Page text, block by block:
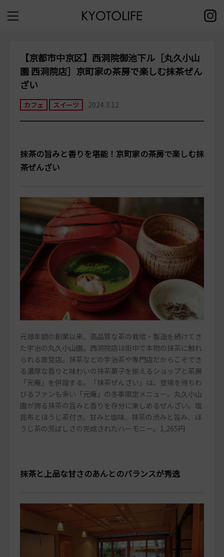
【京都市中京区】西洞院御池下ル［丸久小山
園 西洞院店］京町家の茶房で楽しむ抹茶ぜん
ざい
カフェ スイーツ 2024.3.12
抹茶の旨みと香りを堪能！京町家の茶房で楽しむ抹
茶ぜんざい
元禄年間の創業以来、高品質な茶の栽培・製造を続けてき
た宇治の丸久小山園。西洞院店は街中で本物の抹茶に触れ
られる直営店。抹茶などの宇治茶や専門店だからこそでき
る濃厚な香りと味わいの抹茶菓子を揃えるショップと茶房
「元庵」を併設する。「抹茶ぜんざい」は、登場を待ちわ
びるファンも多い「元庵」の冬季限定メニュー。丸久小山
園が誇る抹茶の旨みと香りを存分に楽しめるぜんざい。塩
昆布とほうじ茶付き。甘みと塩味、抹茶の渋みと旨み、ほ
うじ茶の芳ばしさの完成されたハーモニー。1,265円
抹茶と上品な甘さのあんとのバランスが秀逸